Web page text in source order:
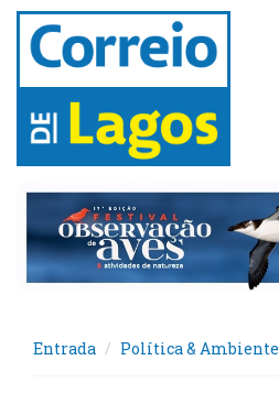
Entrada Política & Ambiente